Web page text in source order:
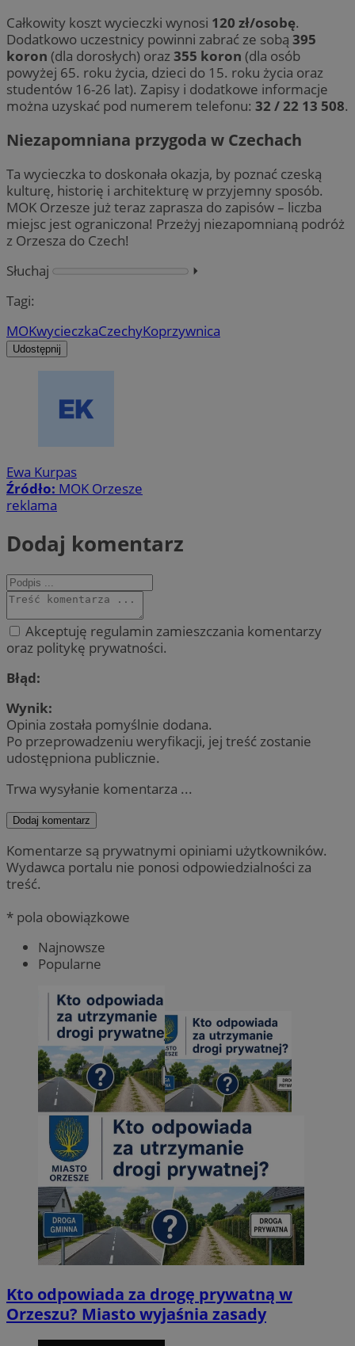
Całkowity koszt wycieczki wynosi 120 zł/osobę.
Dodatkowo uczestnicy powinni zabrać ze sobą 395
koron (dla dorosłych) oraz 355 koron (dla osób
powyżej 65. roku życia, dzieci do 15. roku życia oraz
studentów 16-26 lat). Zapisy i dodatkowe informacje
można uzyskać pod numerem telefonu: 32 / 22 13 508.
Niezapomniana przygoda w Czechach
Ta wycieczka to doskonała okazja, by poznać czeską
kulturę, historię i architekturę w przyjemny sposób.
MOK Orzesze już teraz zaprasza do zapisów – liczba
miejsc jest ograniczona! Przeżyj niezapomnianą podróż
z Orzesza do Czech!
Słuchaj
⏵︎
Tagi:
MOKwycieczkaCzechyKoprzywnica
Udostępnij
Ewa Kurpas
Źródło: MOK Orzesze
reklama
Dodaj komentarz
Akceptuję regulamin zamieszczania komentarzy
oraz politykę prywatności.
Błąd:
Wynik:
Opinia została pomyślnie dodana.
Po przeprowadzeniu weryfikacji, jej treść zostanie
udostępniona publicznie.
Trwa wysyłanie komentarza ...
Dodaj komentarz
Komentarze są prywatnymi opiniami użytkowników.
Wydawca portalu nie ponosi odpowiedzialności za
treść.
* pola obowiązkowe
Najnowsze
Popularne
Kto odpowiada za drogę prywatną w
Orzeszu? Miasto wyjaśnia zasady